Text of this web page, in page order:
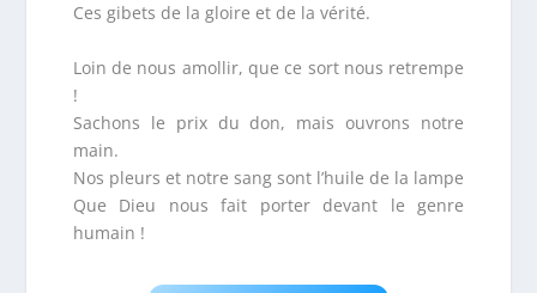
Ces gibets de la gloire et de la vérité.
Loin de nous amollir, que ce sort nous retrempe
!
Sachons le prix du don, mais ouvrons notre
main.
Nos pleurs et notre sang sont l’huile de la lampe
Que Dieu nous fait porter devant le genre
humain !